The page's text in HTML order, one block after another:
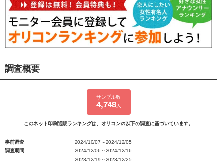
調査概要
サンプル数
4,748人
このネット印刷通販ランキングは、オリコンの以下の調査に基づいています。
事前調査
2024/10/07～2024/12/05
調査期間
2024/12/06～2024/12/16
2023/12/19～2023/12/25